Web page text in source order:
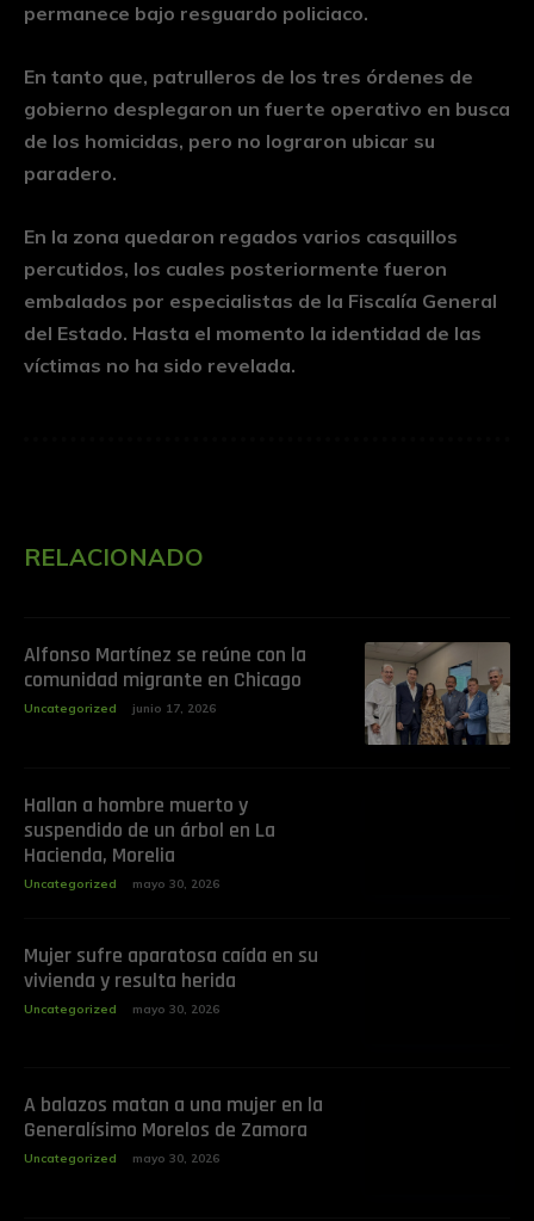
permanece bajo resguardo policiaco.
En tanto que, patrulleros de los tres órdenes de
gobierno desplegaron un fuerte operativo en busca
de los homicidas, pero no lograron ubicar su
paradero.
En la zona quedaron regados varios casquillos
percutidos, los cuales posteriormente fueron
embalados por especialistas de la Fiscalía General
del Estado. Hasta el momento la identidad de las
víctimas no ha sido revelada.
RELACIONADO
Alfonso Martínez se reúne con la
comunidad migrante en Chicago
Uncategorized junio 17, 2026
Hallan a hombre muerto y
suspendido de un árbol en La
Hacienda, Morelia
Uncategorized mayo 30, 2026
Mujer sufre aparatosa caída en su
vivienda y resulta herida
Uncategorized mayo 30, 2026
A balazos matan a una mujer en la
Generalísimo Morelos de Zamora
Uncategorized mayo 30, 2026